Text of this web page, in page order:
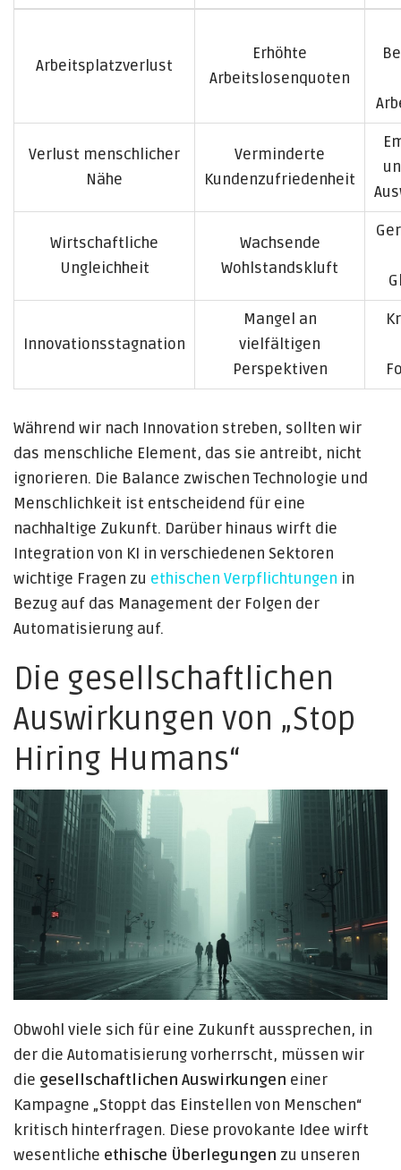
Arbeitsplatzverlust
Erhöhte
Arbeitslosenquoten
Verlust menschlicher
Nähe
Verminderte
Kundenzufriedenheit
Wirtschaftliche
Ungleichheit
Wachsende
Wohlstandskluft
Innovationsstagnation
Mangel an
vielfältigen
Perspektiven
Während wir nach Innovation streben, sollten wir
das menschliche Element, das sie antreibt, nicht
ignorieren. Die Balance zwischen Technologie und
Menschlichkeit ist entscheidend für eine
nachhaltige Zukunft. Darüber hinaus wirft die
Integration von KI in verschiedenen Sektoren
wichtige Fragen zu ethischen Verpflichtungen in
Bezug auf das Management der Folgen der
Automatisierung auf.
Die gesellschaftlichen
Auswirkungen von „Stop
Hiring Humans“
Obwohl viele sich für eine Zukunft aussprechen, in
der die Automatisierung vorherrscht, müssen wir
die gesellschaftlichen Auswirkungen einer
Kampagne „Stoppt das Einstellen von Menschen“
kritisch hinterfragen. Diese provokante Idee wirft
wesentliche ethische Überlegungen zu unseren